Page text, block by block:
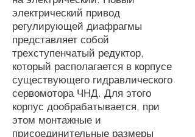
электрический привод
регулирующей диафрагмы
представляет собой
трехступенчатый редуктор,
который располагается в корпусе
существующего гидравлического
сервомотора ЧНД. Для этого
корпус дообрабатывается, при
этом монтажные и
присоединительные размеры